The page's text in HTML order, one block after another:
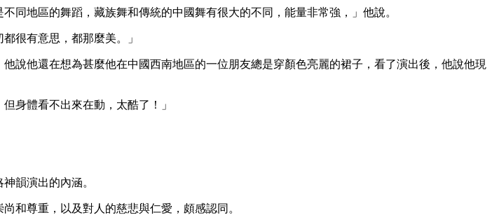
同地區的舞蹈，藏族舞和傳統的中國舞有很大的不同，能量非常強，」他說。
很有意思，都那麼美。」
說他還在想為甚麼他在中國西南地區的一位朋友總是穿顏色亮麗的裙子，看了演出後，他說他現
身體看不出來在動，太酷了！」
韻演出的內涵。
和尊重，以及對人的慈悲與仁愛，頗感認同。